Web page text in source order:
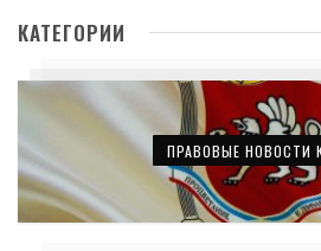
КАТЕГОРИИ
ПРАВОВЫЕ НОВОСТИ